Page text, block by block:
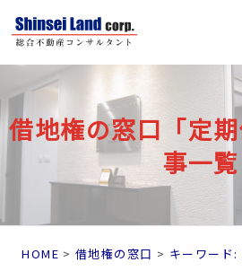
借地権の窓口「定
事一覧
HOME 借地権の窓口 キーワード